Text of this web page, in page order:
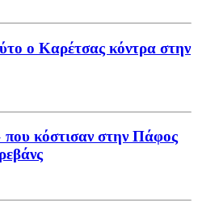
ο Καρέτσας κόντρα στην
που κόστισαν στην Πάφος